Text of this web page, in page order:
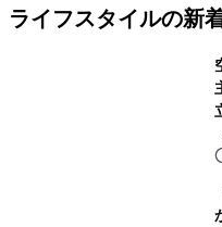
ライフスタイルの新